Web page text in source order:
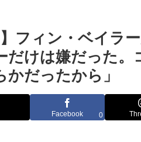
】フィン・ベイラ
だけは嫌だった。
かだったから」
Facebook 0